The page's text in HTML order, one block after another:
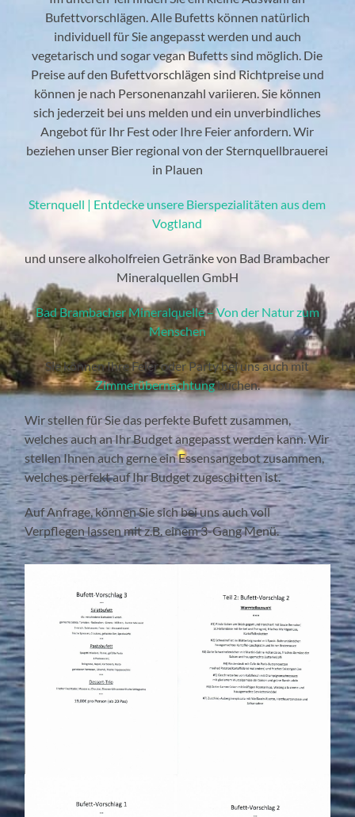
Bufettvorschlägen. Alle Bufetts können natürlich
individuell für Sie angepasst werden und auch
vegetarisch und sogar vegan Bufetts sind möglich. Die
Preise auf den Bufettvorschlägen sind Richtpreise und
können je nach Personenanzahl variieren. Sie können
sich jederzeit bei uns melden und ein unverbindliches
Angebot für Ihr Fest oder Ihre Feier anfordern. Wir
beziehen unser Bier regional von der Sternquellbrauerei
in Plauen
Sternquell | Entdecke unsere Bierspezialitäten aus dem
Vogtland
und unsere alkoholfreien Getränke von Bad Brambacher
Mineralquellen GmbH
Bad Brambacher Mineralquelle – Von der Natur zum
Menschen
Sie können Ihre Feier oder Party bei uns auch mit
Zimmerübernachtungbuchen.
Wir stellen für Sie das perfekte Bufett zusammen,
welches auch an Ihr Budget angepasst werden kann. Wir
stellen Ihnen auch gerne ein Essensangebot zusammen,
welches perfekt auf Ihr Budget zugeschitten ist.
Auf Anfrage, können Sie sich bei uns auch voll
Verpflegen lassen mit z.B. einem 3-Gang Menü.